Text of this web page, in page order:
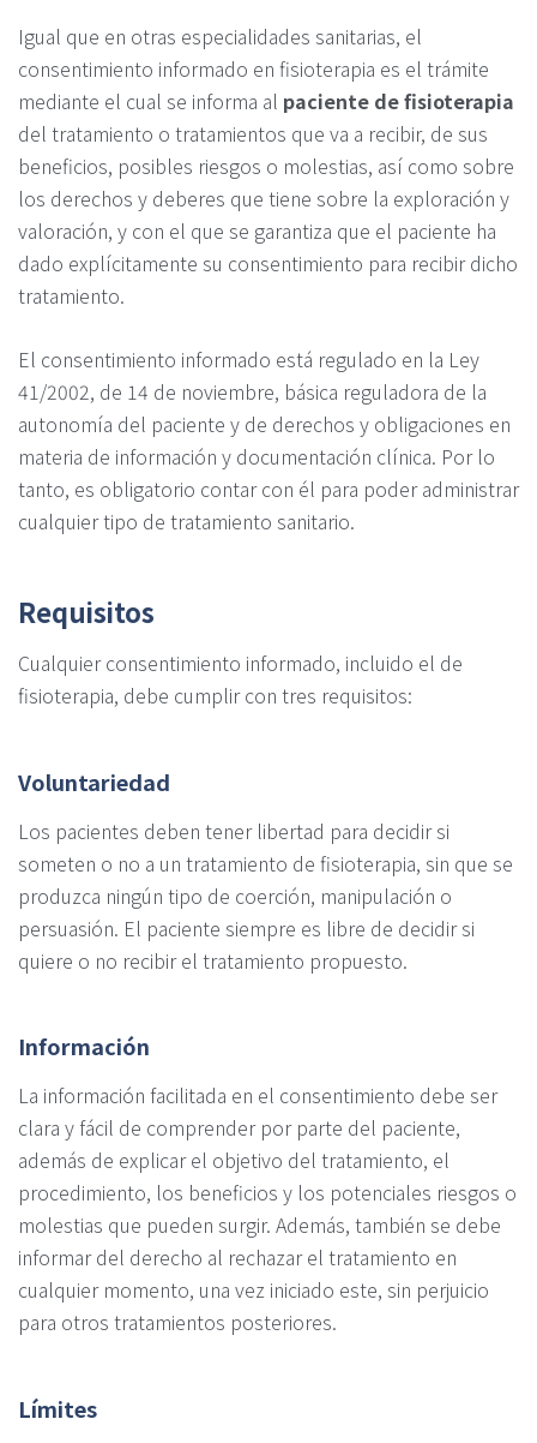
Igual que en otras especialidades sanitarias, el
consentimiento informado en fisioterapia es el trámite
mediante el cual se informa al paciente de fisioterapia
del tratamiento o tratamientos que va a recibir, de sus
beneficios, posibles riesgos o molestias, así como sobre
los derechos y deberes que tiene sobre la exploración y
valoración, y con el que se garantiza que el paciente ha
dado explícitamente su consentimiento para recibir dicho
tratamiento.
El consentimiento informado está regulado en la Ley
41/2002, de 14 de noviembre, básica reguladora de la
autonomía del paciente y de derechos y obligaciones en
materia de información y documentación clínica. Por lo
tanto, es obligatorio contar con él para poder administrar
cualquier tipo de tratamiento sanitario.
Requisitos
Cualquier consentimiento informado, incluido el de
fisioterapia, debe cumplir con tres requisitos:
Voluntariedad
Los pacientes deben tener libertad para decidir si
someten o no a un tratamiento de fisioterapia, sin que se
produzca ningún tipo de coerción, manipulación o
persuasión. El paciente siempre es libre de decidir si
quiere o no recibir el tratamiento propuesto.
Información
La información facilitada en el consentimiento debe ser
clara y fácil de comprender por parte del paciente,
además de explicar el objetivo del tratamiento, el
procedimiento, los beneficios y los potenciales riesgos o
molestias que pueden surgir. Además, también se debe
informar del derecho al rechazar el tratamiento en
cualquier momento, una vez iniciado este, sin perjuicio
para otros tratamientos posteriores.
Límites